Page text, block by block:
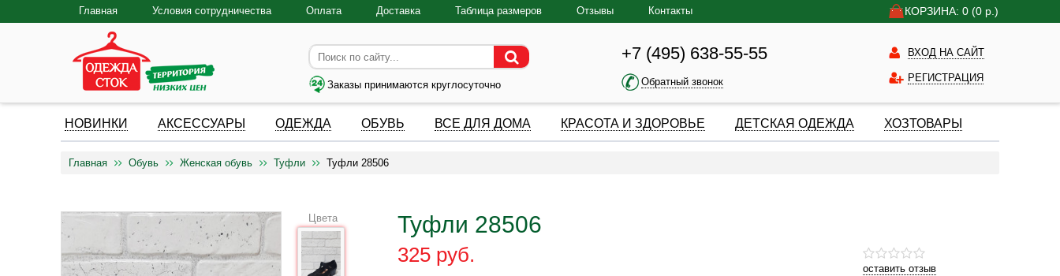
КОРЗИНА: 0 (0 р.)
Главная Условия сотрудничества Оплата Доставка Таблица размеров Отзывы Контакты
Заказы принимаются круглосуточно
+7 (495) 638-55-55
Обратный звонок
ВХОД НА САЙТ
РЕГИСТРАЦИЯ
НОВИНКИ АКСЕССУАРЫ ОДЕЖДА ОБУВЬ ВСЕ ДЛЯ ДОМА КРАСОТА И ЗДОРОВЬЕ ДЕТСКАЯ ОДЕЖДА ХОЗТОВАРЫ
Главная Обувь Женская обувь Туфли Туфли 28506
Туфли 28506
оставить отзыв
325 руб.
Цвета